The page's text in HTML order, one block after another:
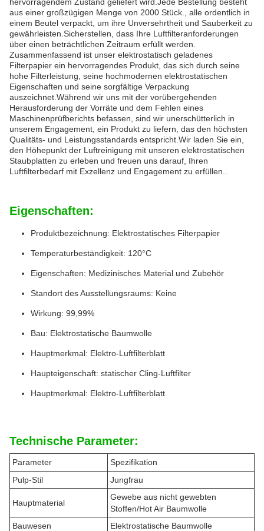
aus einer großzügigen Menge von 2000 Stück., alle ordentlich in
einem Beutel verpackt, um ihre Unversehrtheit und Sauberkeit zu
gewährleisten.Sicherstellen, dass Ihre Luftfilteranforderungen
über einen beträchtlichen Zeitraum erfüllt werden.
Zusammenfassend ist unser elektrostatisch geladenes
Filterpapier ein hervorragendes Produkt, das sich durch seine
hohe Filterleistung, seine hochmodernen elektrostatischen
Eigenschaften und seine sorgfältige Verpackung
auszeichnet.Während wir uns mit der vorübergehenden
Herausforderung der Vorräte und dem Fehlen eines
Maschinenprüfberichts befassen, sind wir unerschütterlich in
unserem Engagement, ein Produkt zu liefern, das den höchsten
Qualitäts- und Leistungsstandards entspricht.Wir laden Sie ein,
den Höhepunkt der Luftreinigung mit unseren elektrostatischen
Staubplatten zu erleben und freuen uns darauf, Ihren
Luftfilterbedarf mit Exzellenz und Engagement zu erfüllen..
Eigenschaften:
Produktbezeichnung: Elektrostatisches Filterpapier
Temperaturbeständigkeit: 120°C
Eigenschaften: Medizinisches Material und Zubehör
Standort des Ausstellungsraums: Keine
Wirkung: 99,99%
Bau: Elektrostatische Baumwolle
Hauptmerkmal: Elektro-Luftfilterblatt
Haupteigenschaft: statischer Cling-Luftfilter
Hauptmerkmal: Elektro-Luftfilterblatt
Technische Parameter:
Parameter
Spezifikation
Pulp-Stil
Jungfrau
Hauptmaterial
Gewebe aus nicht gewebten
Stoffen/Hot Air Baumwolle
Bauwesen
Elektrostatische Baumwolle